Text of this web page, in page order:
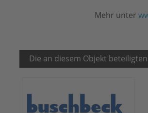
Mehr unter
Die an diesem Objekt